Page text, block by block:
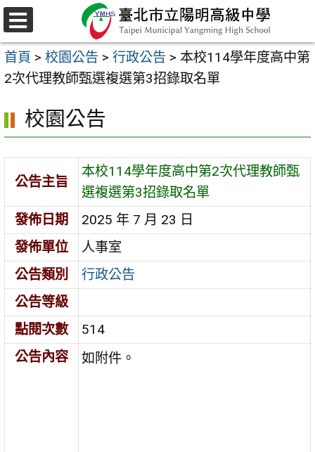
跳
至
主
要
容
區
選
單
首頁 > 校園公告 > 行政公告 > 本校114學年度高中第
2次代理教師甄選複選第3招錄取名單
校園公告
公告主旨
本校114學年度高中第2次代理教師甄
選複選第3招錄取名單
發佈日期
2025 年 7 月 23 日
發佈單位
人事室
公告類別
行政公告
公告等級
點閱次數
514
公告內容
如附件。